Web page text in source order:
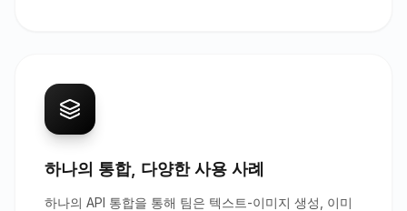
하나의 통합, 다양한 사용 사례
하나의 API 통합을 통해 팀은 텍스트-이미지 생성, 이미